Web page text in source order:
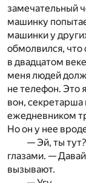
замечательный
машинку
машинки у
обмолвился, что
в двадцатом
меня людей
не телефон. Это
вон, секретарша
ежедневником
Но он у нее
— Эй, ты
глазами. —
вызывают.